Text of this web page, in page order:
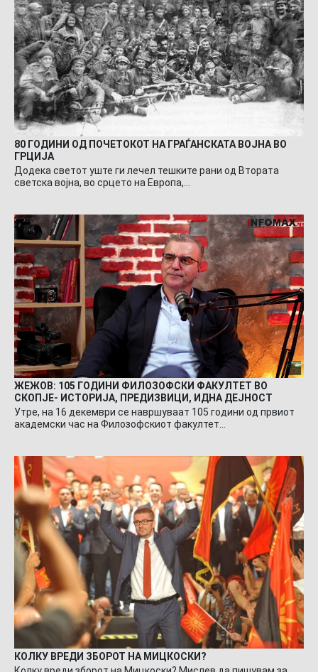
80 ГОДИНИ ОД ПОЧЕТОКОТ НА ГРАЃАНСКАТА ВОЈНА ВО
ГРЦИЈА
Додека светот уште ги лечел тешките рани од Втората
светска војна, во срцето на Европа,…
ЖЕЖОВ: 105 ГОДИНИ ФИЛОЗОФСКИ ФАКУЛТЕТ ВО
СКОПЈЕ- ИСТОРИЈА, ПРЕДИЗВИЦИ, ИДНА ДЕЈНОСТ
Утре, на 16 декември се навршуваат 105 години од првиот
академски час на Филозофскиот факултет…
КОЛКУ ВРЕДИ ЗБОРОТ НА МИЦКОСКИ?